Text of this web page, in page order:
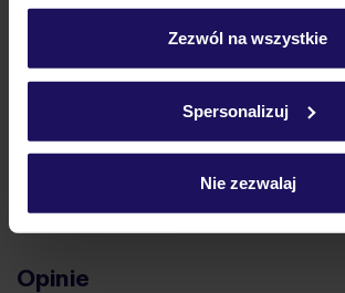
personalizować swój wybór wchodząc w
Szczegółowe informacje o plikach
Zezwól na wszystkie
Spersonalizuj
Nie zezwalaj
Lider niskich cen
Największe biuro
podróży w Polsce
Opinie